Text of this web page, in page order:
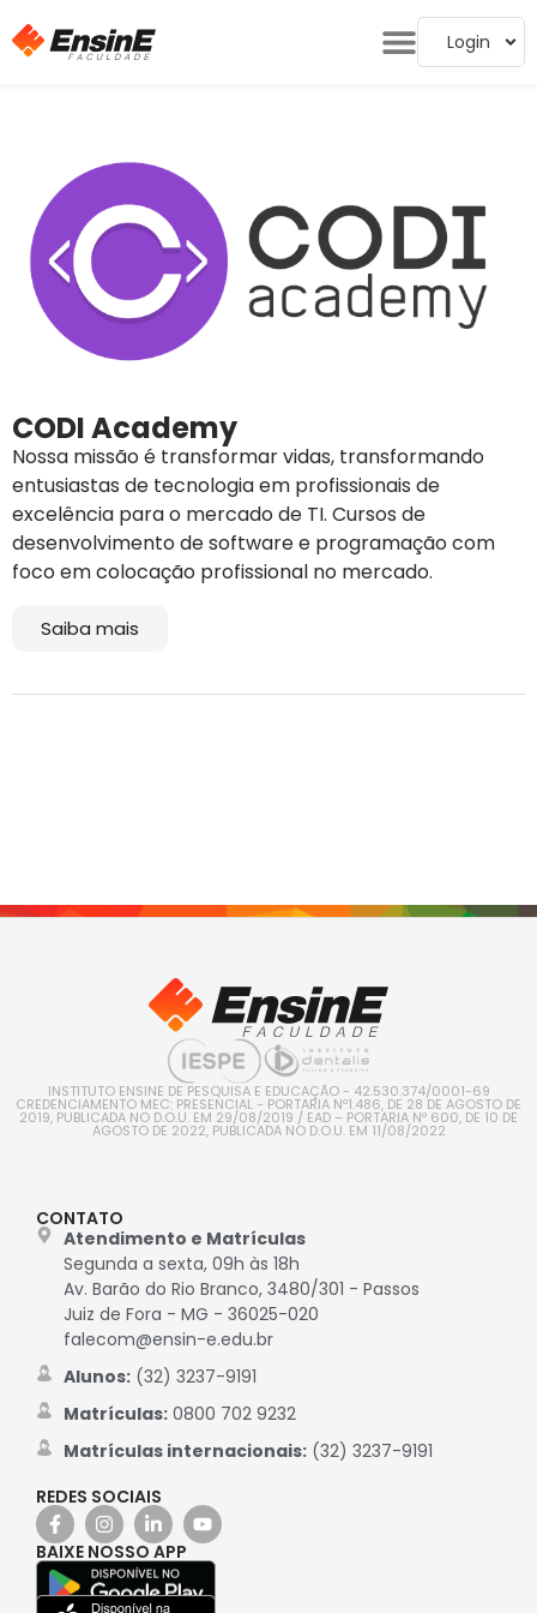
Login
CODI Academy
Nossa missão é transformar vidas, transformando
entusiastas de tecnologia em profissionais de
excelência para o mercado de TI. Cursos de
desenvolvimento de software e programação com
foco em colocação profissional no mercado.
Saiba mais
INSTITUTO ENSINE DE PESQUISA E EDUCAÇÃO - 42.530.374/0001-69
CREDENCIAMENTO MEC: PRESENCIAL - PORTARIA Nº1.486, DE 28 DE AGOSTO DE
2019, PUBLICADA NO D.O.U. EM 29/08/2019 / EAD – PORTARIA Nº 600, DE 10 DE
AGOSTO DE 2022, PUBLICADA NO D.O.U. EM 11/08/2022
CONTATO
Atendimento e Matrículas
Segunda a sexta, 09h às 18h
Av. Barão do Rio Branco, 3480/301 - Passos
Juiz de Fora - MG - 36025-020
falecom@ensin-e.edu.br
Alunos:(32) 3237-9191
Matrículas:0800 702 9232
Matrículas internacionais:(32) 3237-9191
REDES SOCIAIS
BAIXE NOSSO APP